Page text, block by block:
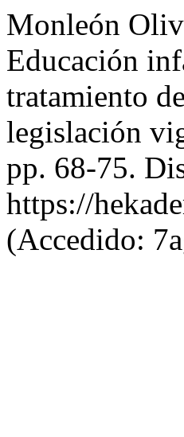
Monleón
Educación
tratamiento
legislación
pp. 68-75.
https://
(Accedido: